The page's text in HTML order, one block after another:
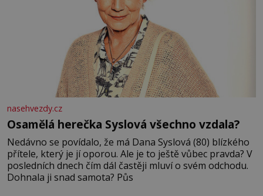
nasehvezdy.cz
Osamělá herečka Syslová všechno vzdala?
Nedávno se povídalo, že má Dana Syslová (80) blízkého
přítele, který je jí oporou. Ale je to ještě vůbec pravda? V
posledních dnech čím dál častěji mluví o svém odchodu.
Dohnala ji snad samota? Půs